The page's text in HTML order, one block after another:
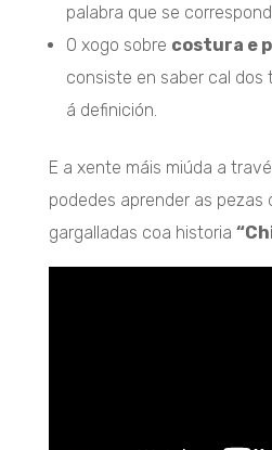
palabra que se
O xogo sobre costura e
consiste en saber cal dos
á definición.
E a xente máis miúda a
podedes aprender as pezas
gargalladas coa historia